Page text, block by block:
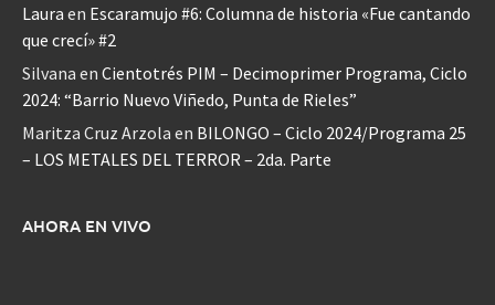
Laura en Escaramujo #6: Columna de historia «Fue cantando
que crecí» #2
Silvana en Cientotrés PIM – Decimoprimer Programa, Ciclo
2024: “Barrio Nuevo Viñedo, Punta de Rieles”
Maritza Cruz Arzola en BILONGO – Ciclo 2024/Programa 25
– LOS METALES DEL TERROR – 2da. Parte
AHORA EN VIVO